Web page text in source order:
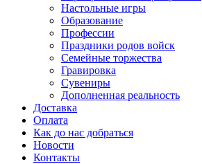
Настольные игры
Образование
Профессии
Праздники родов войск
Семейные торжества
Гравировка
Сувениры
Дополненная реальность
Доставка
Оплата
Как до нас добраться
Новости
Контакты